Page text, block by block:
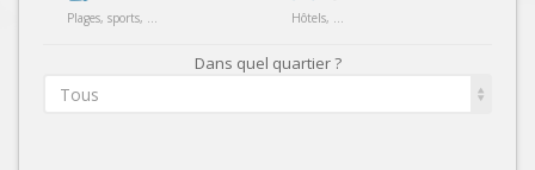
Plages, sports, ... Hôtels, ...
Dans quel quartier ?
Tous